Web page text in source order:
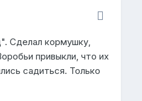
Сделал кормушку,
привыкли, что их
садиться. Только